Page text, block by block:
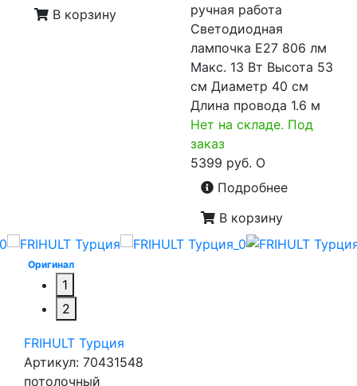
В корзину
ручная работа
Светодиодная
лампочка E27 806 лм
Макс. 13 Вт Высота 53
см Диаметр 40 см
Длина провода 1.6 м
Нет на складе. Под
заказ
5399 руб. O
Подробнее
В корзину
Оригинал
1
2
FRIHULT Турция
Артикул: 70431548
потолочный